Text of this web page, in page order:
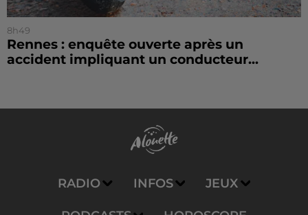
8h49
Rennes : enquête ouverte après un
accident impliquant un conducteur...
RADIO INFOS JEUX